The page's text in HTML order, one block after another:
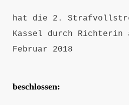
hat die 2.
Kassel durch Richterin
Februar 2018
beschlossen: